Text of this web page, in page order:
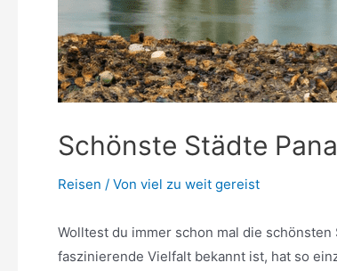
Schönste Städte
Reisen / Von viel zu weit gereist
Wolltest du immer schon mal die schönsten
faszinierende Vielfalt bekannt ist, hat so